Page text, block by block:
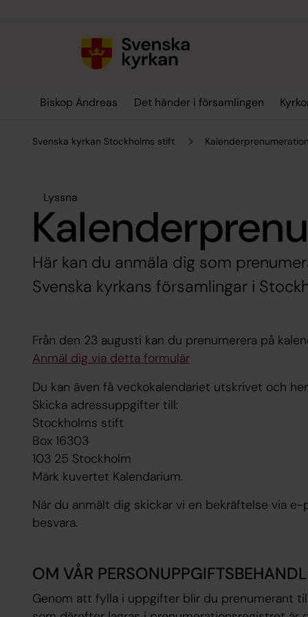
Biskop Andreas Det händer i församlingen
Svenska kyrkan Stockholms stift Kalenderprenumeration
Lyssna
Här kan du anmäla dig som
Svenska kyrkans församlingar i
Från den 23 augusti kan du prenumerera på
Anmäl dig via detta formulär
Du kan även få veckokalendariet utskrivet och
Skicka adressuppgifter till:
Stockholms stift
Box 16303
103 25 Stockholm
Märk kuvertet Kalendarium.
När du anmält dig skickar vi en bekräftelse via
besvara.
OM VÅR
Genom att fylla i uppgifter blir du prenumerant